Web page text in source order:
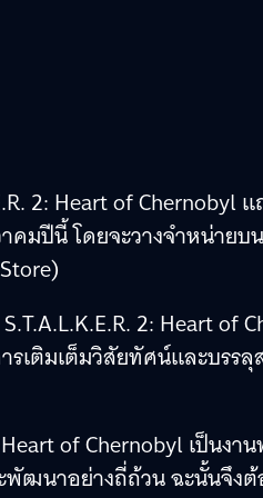
2: Heart of Chernobyl
มปีนี้ โดยจะวางจำหน่ายบ
2: Heart
รเติมเต็มวิสัยทัศน์และบรร
of Chernobyl เป็น
ฒนาอย่างถี่ถ้วน ฉะนั้นจึงต้